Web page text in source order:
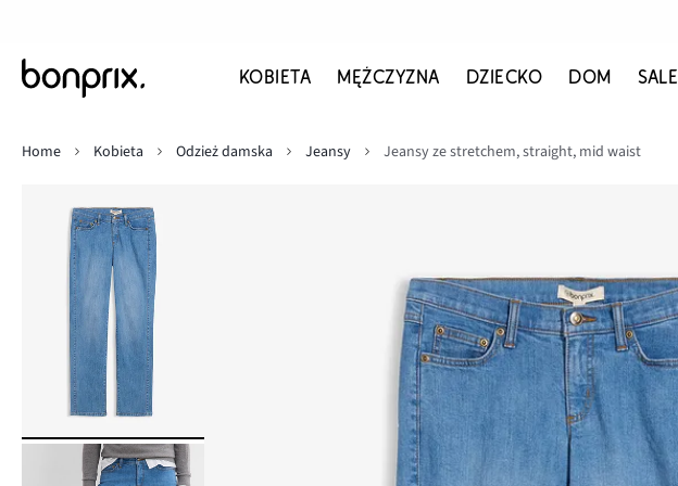
KOBIETA MĘŻCZYZNA DZIECKO DOM SALE
Home
Kobieta Odzież damska Jeansy Jeansy ze stretchem, straight, mid waist